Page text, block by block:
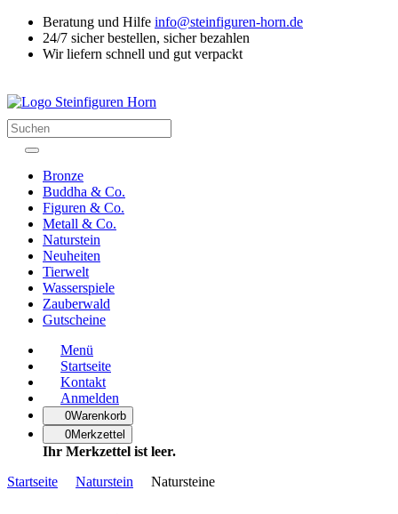
Beratung und Hilfe info@steinfiguren-horn.de
24/7 sicher bestellen, sicher bezahlen
Wir liefern schnell und gut verpackt
Suchen
Bronze
Buddha & Co.
Figuren & Co.
Metall & Co.
Naturstein
Neuheiten
Tierwelt
Wasserspiele
Zauberwald
Gutscheine
Menü
Startseite
Kontakt
Anmelden
0Warenkorb
0Merkzettel
Ihr Merkzettel ist leer.
Navigationspfad
Startseite Naturstein Natursteine